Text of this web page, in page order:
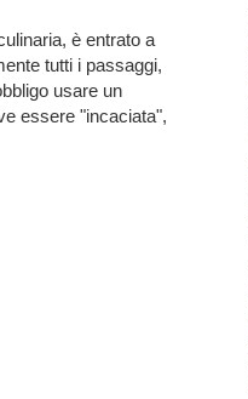
è entrato a
tutti i passaggi,
usare un
essere "incaciata",